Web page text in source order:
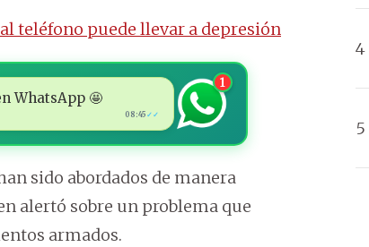
teléfono puede llevar a depresión
WhatsApp 🤩
08:45 ✓✓
1
sido abordados de manera
alertó sobre un problema que
armados.